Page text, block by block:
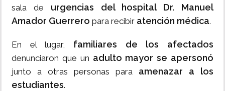
sala de urgencias del hospital Dr. Manuel
Amador Guerrero para recibir atención médica.
En el lugar, familiares de los afectados
denunciaron que un adulto mayor se apersonó
junto a otras personas para amenazar a los
estudiantes.